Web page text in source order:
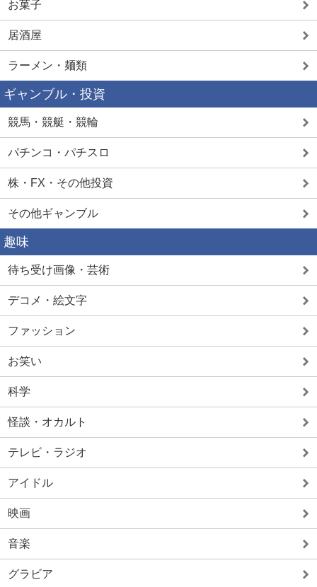
お菓子
居酒屋
ラーメン・麺類
ギャンブル・投資
競馬・競艇・競輪
パチンコ・パチスロ
株・FX・その他投資
その他ギャンブル
趣味
待ち受け画像・芸術
デコメ・絵文字
ファッション
お笑い
科学
怪談・オカルト
テレビ・ラジオ
アイドル
映画
音楽
グラビア